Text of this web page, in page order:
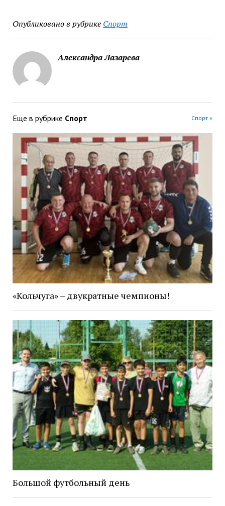
Опубликовано в рубрике Спорт
Александра Лазарева
Еще в рубрике Спорт Спорт »
«Кольчуга» – двукратные чемпионы!
Большой футбольный день